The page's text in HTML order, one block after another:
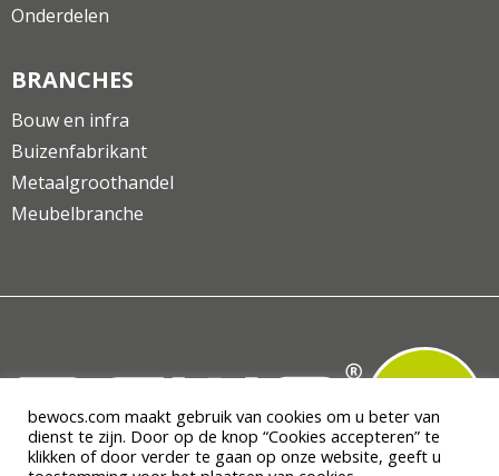
Onderdelen
BRANCHES
Bouw en infra
Buizenfabrikant
Metaalgroothandel
Meubelbranche
bewocs.com maakt gebruik van cookies om u beter van
dienst te zijn. Door op de knop “Cookies accepteren” te
klikken of door verder te gaan op onze website, geeft u